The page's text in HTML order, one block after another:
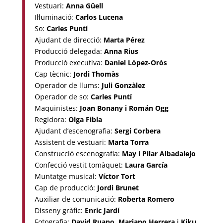
Vestuari: Anna Güell
Il·luminació: Carlos Lucena
So: Carles Puntí
Ajudant de direcció: Marta Pérez
Producció delegada: Anna Rius
Producció executiva: Daniel López-Orós
Cap tècnic: Jordi Thomàs
Operador de llums: Juli Gonzàlez
Operador de so: Carles Puntí
Maquinistes: Joan Bonany i Román Ogg
Regidora: Olga Fibla
Ajudant d’escenografia: Sergi Corbera
Assistent de vestuari: Marta Torra
Construcció escenografia: May i Pilar Albadalejo
Confecció vestit tomàquet: Laura García
Muntatge musical: Víctor Tort
Cap de producció: Jordi Brunet
Auxiliar de comunicació: Roberta Romero
Disseny gràfic: Enric Jardí